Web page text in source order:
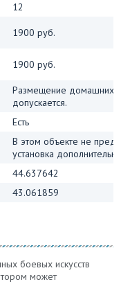
12
1900 руб.
1900 руб.
Размещение домашних
допускается.
Есть
В этом объекте не
установка
44.637642
43.061859
боевых искусств
может